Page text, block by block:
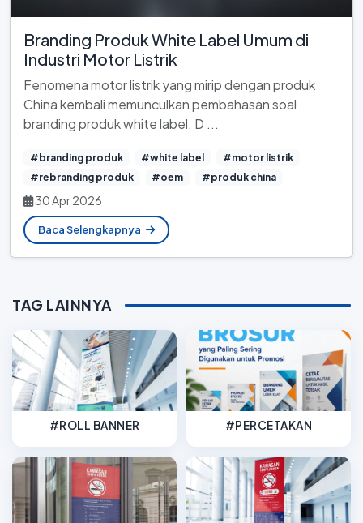
Branding Produk White Label Umum di
Industri Motor Listrik
Fenomena motor listrik yang mirip dengan produk
China kembali memunculkan pembahasan soal
branding produk white label. D ...
#branding produk #white label
#motor listrik
#rebranding produk
#oem #produk china
30 Apr 2026
Baca Selengkapnya
TAG LAINNYA
#ROLL BANNER #PERCETAKAN